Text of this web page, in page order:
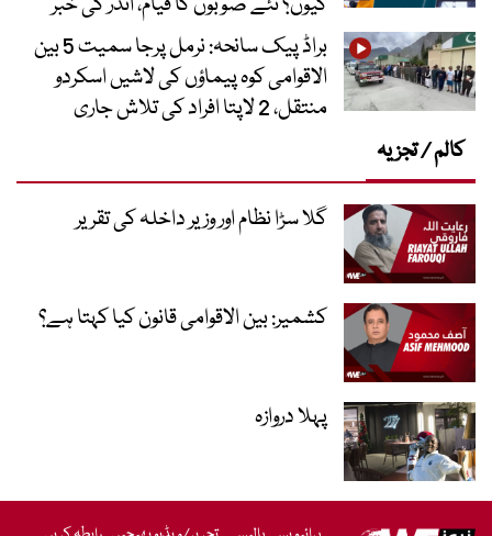
براڈ پیک سانحہ: نرمل پرجا سمیت 5 بین
الاقوامی کوہ پیماؤں کی لاشیں اسکردو
منتقل، 2 لاپتا افراد کی تلاش جاری
کالم / تجزیہ
گلا سڑا نظام اور وزیر داخلہ کی تقریر
کشمیر: بین الاقوامی قانون کیا کہتا ہے؟
پہلا دروازہ